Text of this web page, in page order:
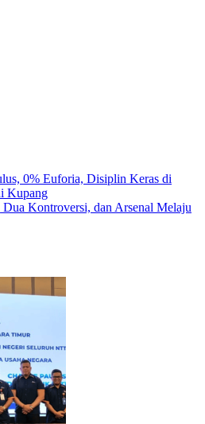
0% Euforia, Disiplin Keras di
Kupang
Dua Kontroversi, dan Arsenal Melaju